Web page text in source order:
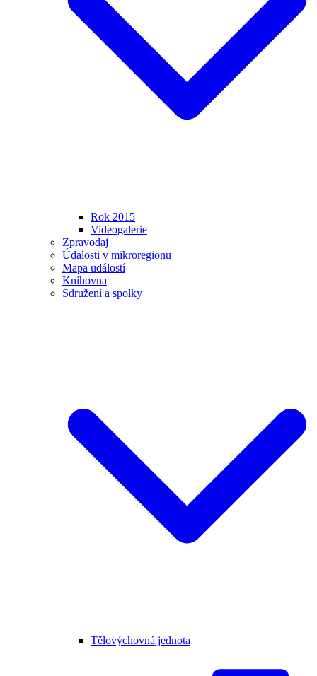
Rok 2015
Videogalerie
Zpravodaj
Údalosti v mikroregionu
Mapa událostí
Knihovna
Sdružení a spolky
Tělovýchovná jednota